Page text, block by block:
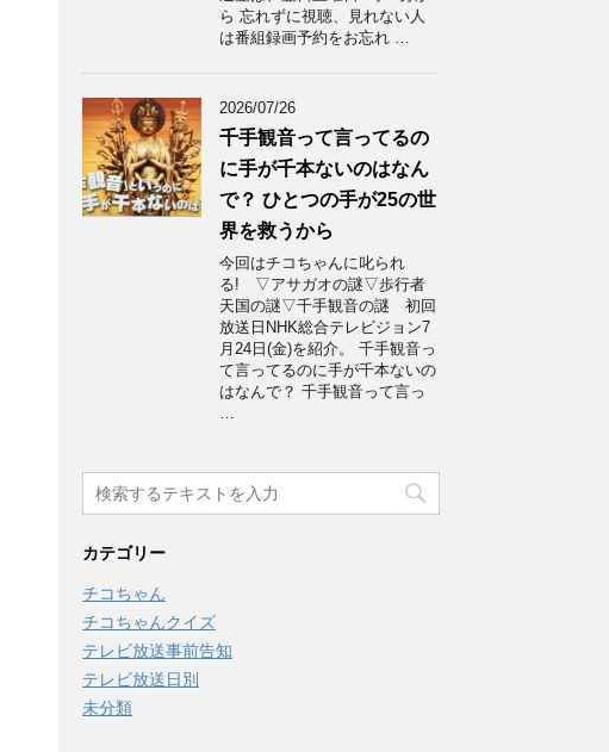
ら 忘れずに視聴、見れない人
は番組録画予約をお忘れ …
2026/07/26
千手観音って言ってるの
に手が千本ないのはなん
で？ ひとつの手が25の世
界を救うから
今回はチコちゃんに叱られ
る! ▽アサガオの謎▽歩行者
天国の謎▽千手観音の謎 初回
放送日NHK総合テレビジョン7
月24日(金)を紹介。 千手観音っ
て言ってるのに手が千本ないの
はなんで？ 千手観音って言っ
…
カテゴリー
チコちゃん
チコちゃんクイズ
テレビ放送事前告知
テレビ放送日別
未分類